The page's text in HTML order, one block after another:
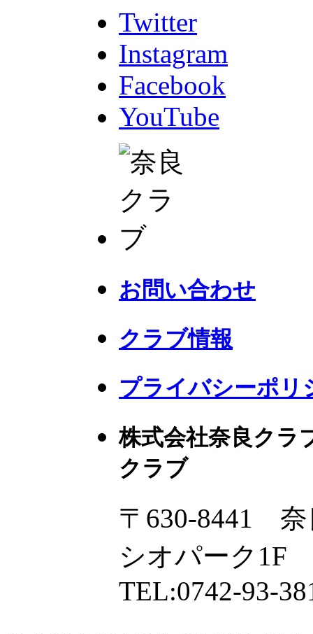
Twitter
Instagram
Facebook
YouTube
お問い合わせ
クラブ情報
プライバシーポリ
株式会社奈良ク
クラブ
〒630-8441
シオパーク1F
TEL:0742-93-